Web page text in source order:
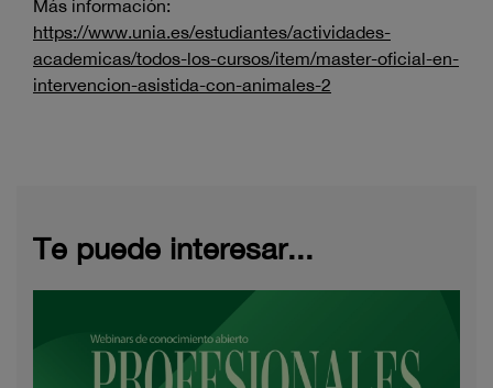
Más información:
https://www.unia.es/estudiantes/actividades-
academicas/todos-los-cursos/item/master-oficial-en-
intervencion-asistida-con-animales-2
Te puede interesar...